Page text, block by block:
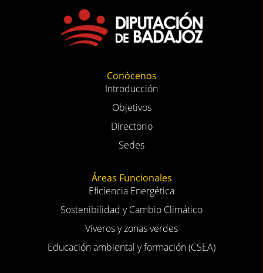
Conócenos
Introducción
Objetivos
Directorio
Sedes
Áreas Funcionales
Eficiencia Energética
Sostenibilidad y Cambio Climático
Viveros y zonas verdes
Educación ambiental y formación (CSEA)